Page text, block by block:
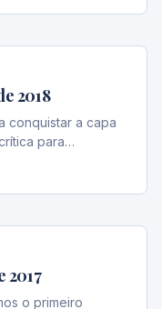
2018
conquistar a capa
para…
2017
o primeiro